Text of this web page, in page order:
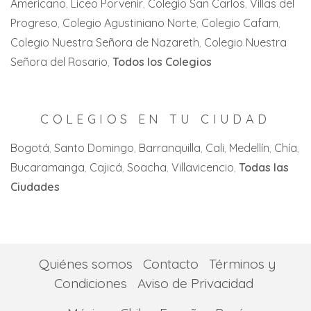
Zipaquirá
Cartago
Jamundi
La Florida
La Victoria
Palmira
San Pedro
Americano Liceo Porvenir Colegio San Carlos Villas del
Progreso Colegio Agustiniano Norte Colegio Cafam
Colegio Nuestra Señora de Nazareth Colegio Nuestra
Señora del Rosario Todos los Colegios
COLEGIOS EN TU CIUDAD
Bogotá Santo Domingo Barranquilla Cali Medellín Chía
Bucaramanga Cajicá Soacha Villavicencio Todas las
Ciudades
Quiénes somos Contacto
Términos y
Condiciones
Aviso de Privacidad